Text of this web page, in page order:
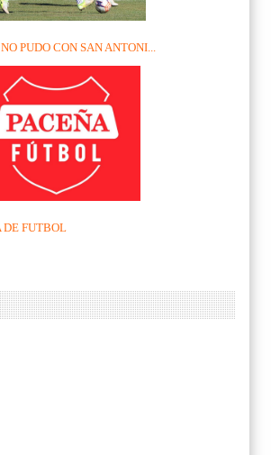
PUDO CON SAN ANTONI...
DE FUTBOL